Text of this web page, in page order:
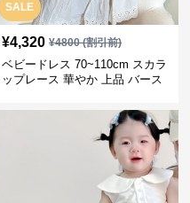
SALE
¥4,320 ¥4800(割引前)
ベビードレス 70~110cm スカラ
ップレース 華やか 上品 バース
ォト お宮参り